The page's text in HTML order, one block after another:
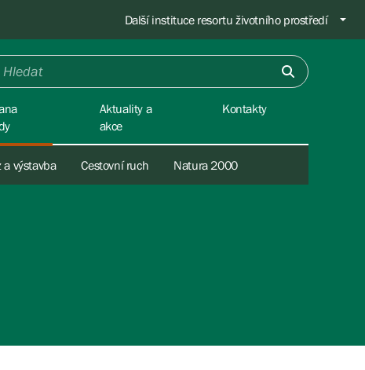
Další instituce resortu životního prostředí
a výstavba Cestovní ruch Natura 2000
Aktuality a
akce
Kontakty